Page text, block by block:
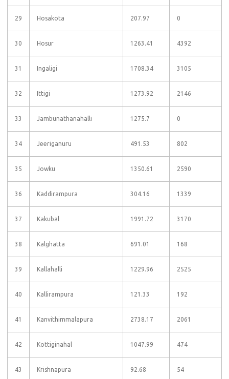
29 Hosakota 207.97 0
30 Hosur 1263.41 4392
31 Ingaligi 1708.34 3105
32 Ittigi 1273.92 2146
33 Jambunathanahalli 1275.7 0
34 Jeeriganuru 491.53 802
35 Jowku 1350.61 2590
36 Kaddirampura 304.16 1339
37 Kakubal 1991.72 3170
38 Kalghatta 691.01 168
39 Kallahalli 1229.96 2525
40 Kallirampura 121.33 192
41 Kanvithimmalapura 2738.17 2061
42 Kottiginahal 1047.99 474
43 Krishnapura 92.68 54